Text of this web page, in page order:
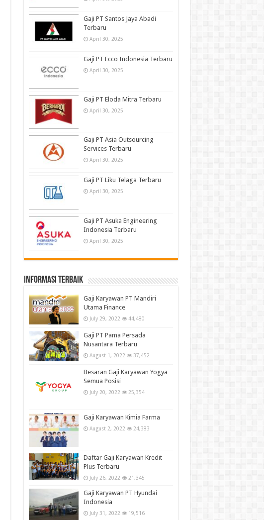
Gaji PT Santos Jaya Abadi
Terbaru
April 30, 2025
Gaji PT Ecco Indonesia Terbaru
April 30, 2025
Gaji PT Eloda Mitra Terbaru
April 30, 2025
Gaji PT Asia Outsourcing
Services Terbaru
April 30, 2025
Gaji PT Liku Telaga Terbaru
April 30, 2025
Gaji PT Asuka Engineering
Indonesia Terbaru
April 30, 2025
informasi terbaik
Gaji Karyawan PT Mandiri
Utama Finance
July 29, 2022 44,480
Gaji PT Pama Persada
Nusantara Terbaru
August 1, 2022 37,452
Besaran Gaji Karyawan Yogya
Semua Posisi
July 20, 2022 25,354
Gaji Karyawan Kimia Farma
August 2, 2022 24,383
Daftar Gaji Karyawan Kredit
Plus Terbaru
July 26, 2022 21,345
Gaji Karyawan PT Hyundai
Indonesia
July 31, 2022 19,516